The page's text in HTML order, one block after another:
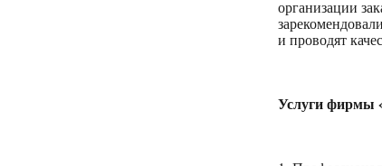
организации
и проводят
Услуги фирмы